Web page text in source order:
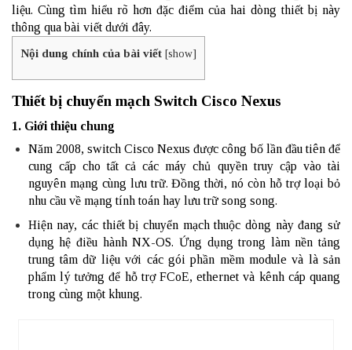
liệu. Cùng tìm hiểu rõ hơn đặc điểm của hai dòng thiết bị này
thông qua bài viết dưới đây.
Nội dung chính của bài viết [show]
Thiết bị chuyển mạch Switch Cisco Nexus
1. Giới thiệu chung
Năm 2008, switch Cisco Nexus được công bố lần đầu tiên để
cung cấp cho tất cả các máy chủ quyền truy cập vào tài
nguyên mạng cùng lưu trữ. Đồng thời, nó còn hỗ trợ loại bỏ
nhu cầu về mạng tính toán hay lưu trữ song song.
Hiện nay, các thiết bị chuyển mạch thuộc dòng này đang sử
dụng hệ điều hành NX-OS. Ứng dụng trong làm nền tảng
trung tâm dữ liệu với các gói phần mềm module và là sản
phẩm lý tưởng để hỗ trợ FCoE, ethernet và kênh cáp quang
trong cùng một khung.